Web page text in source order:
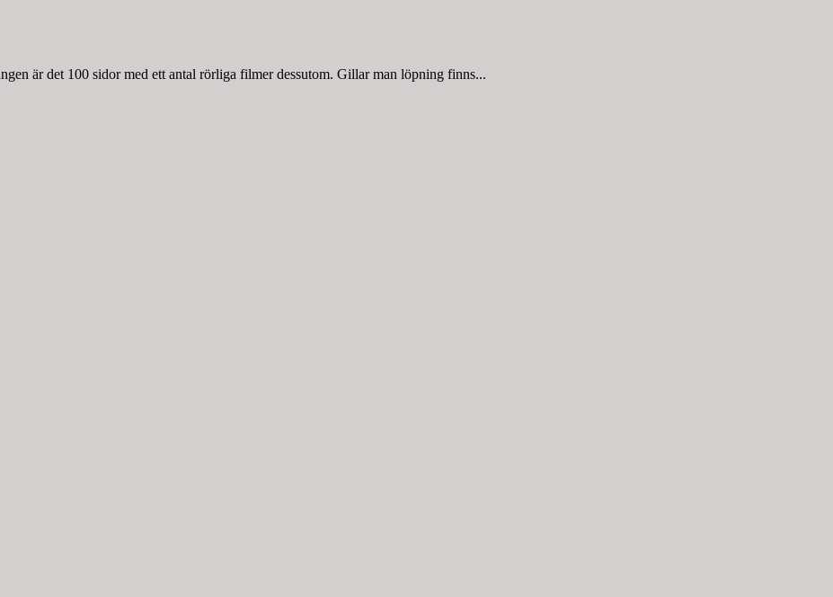
är det 100 sidor med ett antal rörliga filmer dessutom. Gillar man löpning finns...